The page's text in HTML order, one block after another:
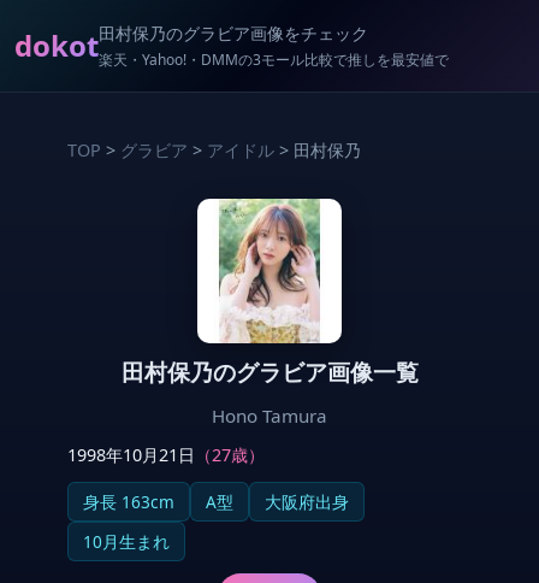
dokot田村保乃のグラビア画像をチェック
楽天・Yahoo!・DMMの3モール比較で推しを最安値で
TOP > グラビア > アイドル > 田村保乃
田村保乃のグラビア画像一覧
Hono Tamura
1998年10月21日 （27歳）
身長 163cm A型
大阪府出身
10月生まれ